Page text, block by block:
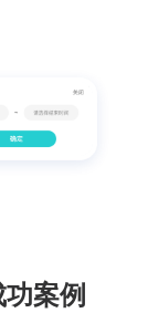
案例